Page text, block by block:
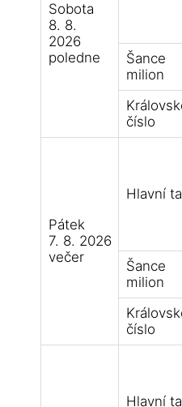
Sobota
8. 8.
2026
poledne
Šance
milion
číslo
Pátek
7. 8. 2026
večer
Hlavní
Šance
milion
číslo
Hlavní